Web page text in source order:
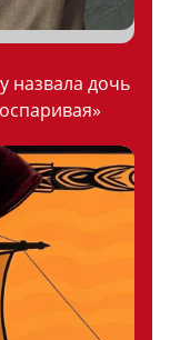
назвала дочь